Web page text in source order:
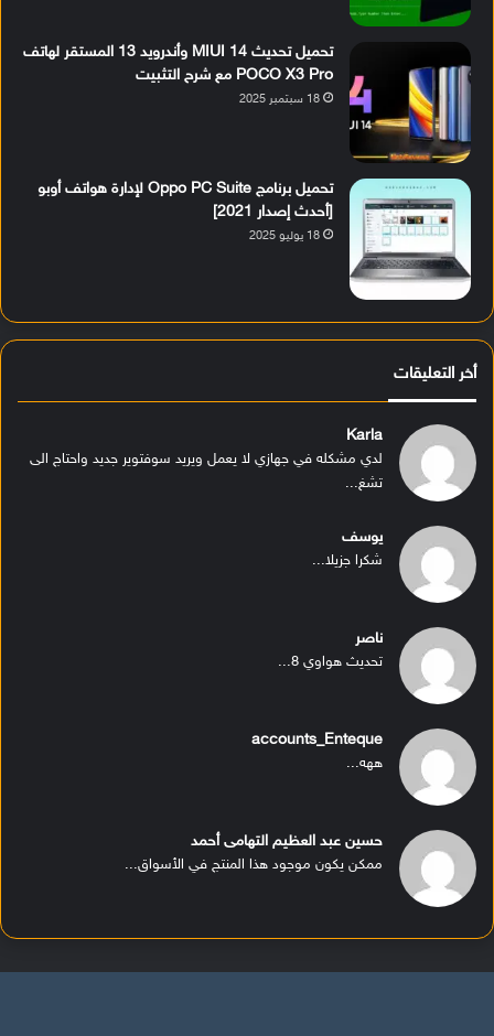
تحميل تحديث MIUI 14 وأندرويد 13 المستقر لهاتف
POCO X3 Pro مع شرح التثبيت
18 سبتمبر 2025
تحميل برنامج Oppo PC Suite لإدارة هواتف أوبو
[أحدث إصدار 2021]
18 يوليو 2025
أخر التعليقات
Karla
لدي مشكله في جهازي لا يعمل ويريد سوفتوير جديد واحتاج الى
تشغ...
يوسف
شكرا جزيلا...
ناصر
تحديث هواوي 8...
accounts_Enteque
ههه...
حسين عبد العظيم التهامى أحمد
ممكن يكون موجود هذا المنتج في الأسواق...